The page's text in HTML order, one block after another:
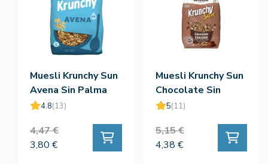
Muesli Krunchy Sun
Avena Sin Palma
Bio 375g -
4.8(13)
4,47 €
3,80 €
Muesli Krunchy Sun
Chocolate Sin
Palma Bio 375g -
5(11)
5,15 €
4,38 €